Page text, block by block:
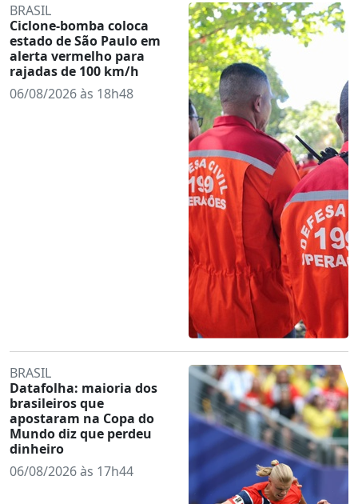
BRASIL
Ciclone-bomba coloca
estado de São Paulo em
alerta vermelho para
rajadas de 100 km/h
06/08/2026 às 18h48
BRASIL
Datafolha: maioria dos
brasileiros que
apostaram na Copa do
Mundo diz que perdeu
dinheiro
06/08/2026 às 17h44